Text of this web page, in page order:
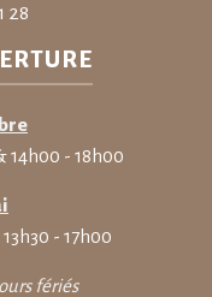
28
14h00 - 18h00
- 17h00
fériés